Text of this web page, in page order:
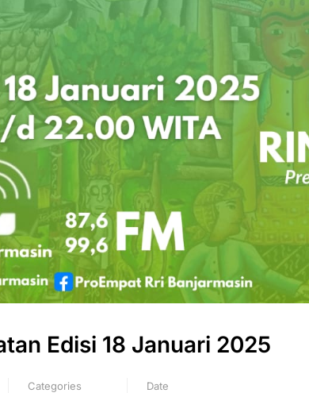
Edisi 18 Januari 2025
Categories Date